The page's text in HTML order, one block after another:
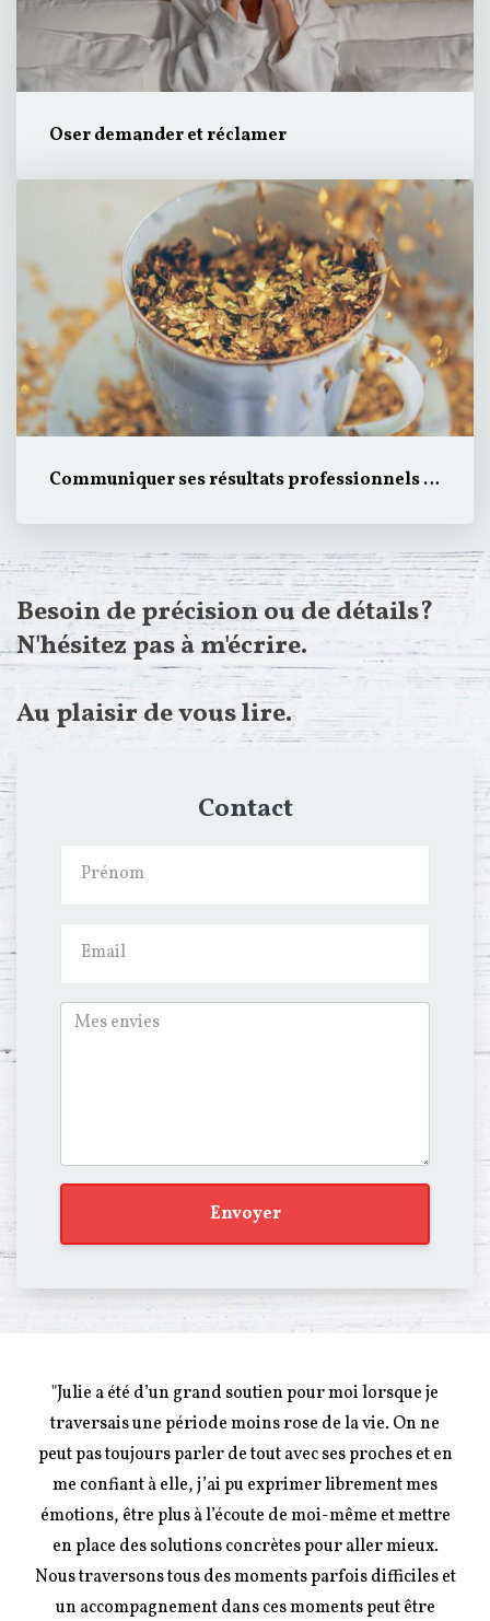
Oser demander et réclamer
Communiquer ses résultats professionnels simplement et efficacement
Besoin de précision ou de détails?
N'hésitez pas à m'écrire.
Au plaisir de vous lire.
Contact
Envoyer
"Julie a été d’un grand soutien pour moi lorsque je
traversais une période moins rose de la vie. On ne
peut pas toujours parler de tout avec ses proches et en
me confiant à elle, j’ai pu exprimer librement mes
émotions, être plus à l’écoute de moi-même et mettre
en place des solutions concrètes pour aller mieux.
Nous traversons tous des moments parfois difficiles et
un accompagnement dans ces moments peut être